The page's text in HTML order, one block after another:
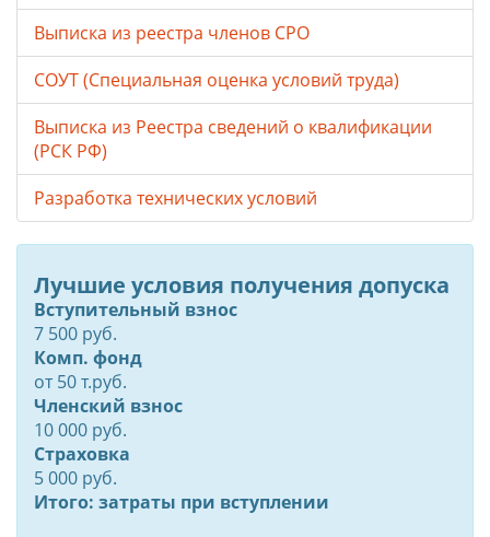
Выписка из реестра членов СРО
СОУТ (Специальная оценка условий труда)
Выписка из Реестра сведений о квалификации
(РСК РФ)
Разработка технических условий
Лучшие условия получения допуска
Вступительный взнос
7 500 руб.
Комп. фонд
от50т.руб.
Членский взнос
10 000 руб.
Страховка
5 000 руб.
Итого: затраты при вступлении